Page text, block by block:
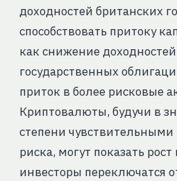
доходностей британских
способствовать притоку
как снижение
государственных
приток в более рисковые
Криптовалюты, будучи в
степени
риска, могут показать рост
инвесторы переключатся